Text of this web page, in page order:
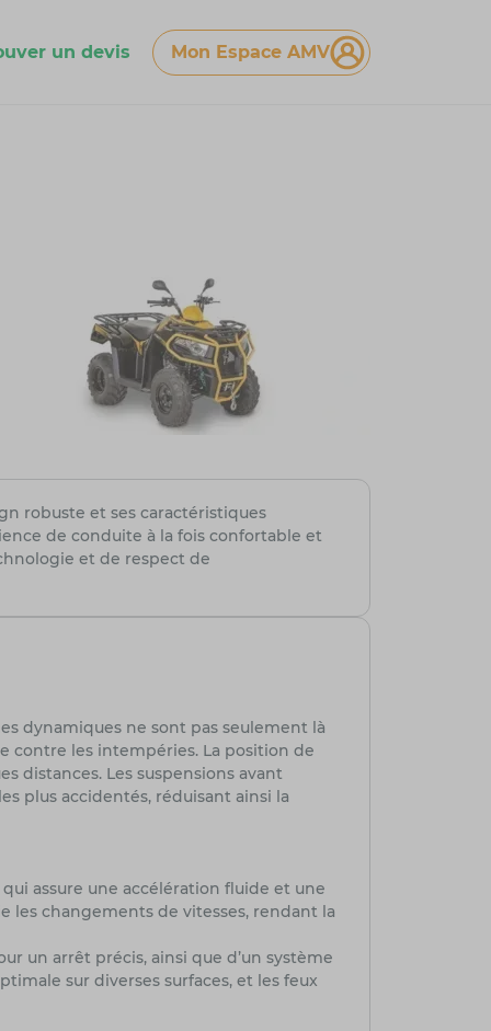
un devis Mon Espace AMV
robuste et ses caractéristiques
de conduite à la fois confortable et
et de respect de
dynamiques ne sont pas seulement là
contre les intempéries. La position de
distances. Les suspensions avant
plus accidentés, réduisant ainsi la
assure une accélération fluide et une
les changements de vitesses, rendant la
un arrêt précis, ainsi que d’un système
sur diverses surfaces, et les feux